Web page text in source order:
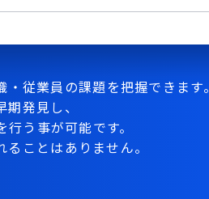
・従業員の課題を把握できます。
発見し、
う事が可能です。
ることはありません。